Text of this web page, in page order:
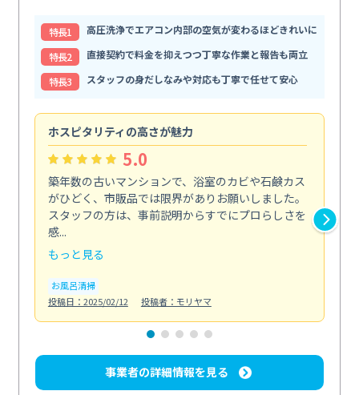
特⻑1
高圧洗浄でエアコン内部の空気が変わるほどきれいに
特⻑2
直接契約で料金を抑えつつ丁寧な作業と報告も両立
特⻑3
スタッフの身だしなみや対応も丁寧で任せて安心
ホスピタリティの高さが魅力
5.0
築年数の古いマンションで、浴室のカビや石鹸カス
がひどく、市販品では限界がありお願いしました。
スタッフの方は、事前説明からすでにプロらしさを
感...
もっと見る
お風呂清掃
投稿日：2025/02/12
投稿者：モリヤマ
事業者の詳細情報を見る